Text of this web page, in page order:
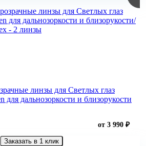
линзы для Светлых глаз
для дальнозоркости и близорукости
от 3 990 ₽
Заказать в 1 клик